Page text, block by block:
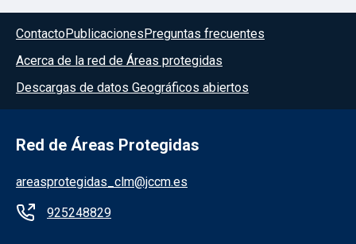
ContactoPublicacionesPreguntas frecuentes
Acerca de la red de Áreas protegidas
Descargas de datos Geográficos abiertos
Red de Áreas Protegidas
areasprotegidas_clm@jccm.es
925248829